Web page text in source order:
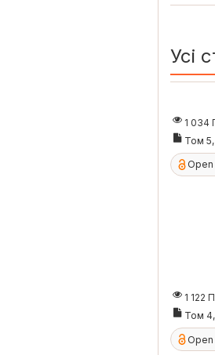
Усі
1 034
Том
1 122
Том